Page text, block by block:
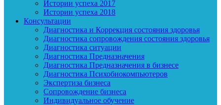
Истории успеха 2017
Истории успеха 2018
Консультации
Диагностика и Коррекция состояния здоровья
Диагностика сопровождения состояния здоровья
Диагностика ситуации
Диагностика Предназначения
Диагностика Предназначения в бизнесе
Диагностика Психобиокомпьютеров
Экспертиза бизнеса
Сопровождение бизнеса
Индивидуальное обучение